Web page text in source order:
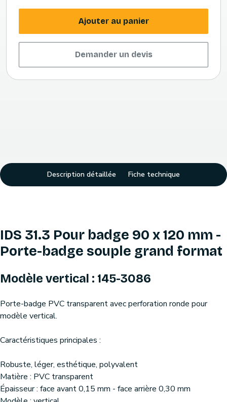
Ajouter au panier
Demander un devis
Description détaillée Fiche technique
IDS 31.3 Pour badge 90 x 120 mm -
Porte-badge souple grand format
Modèle vertical : 145-3086
Porte-badge PVC transparent avec perforation ronde pour
modèle vertical.
Caractéristiques principales :
Robuste, léger, esthétique, polyvalent
Matière : PVC transparent
Épaisseur : face avant 0,15 mm - face arrière 0,30 mm